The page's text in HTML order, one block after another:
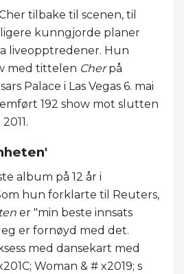
tilbake til scenen, til
kunngjorde planer
liveopptredener. Hun
med tittelen Cherpå
Palace i Las Vegas 6. mai
192 show mot slutten
album på 12 år i
hun forklarte til Reuters,
er "min beste innsats
er fornøyd med det.
med dansekart med
Woman & # x2019; s